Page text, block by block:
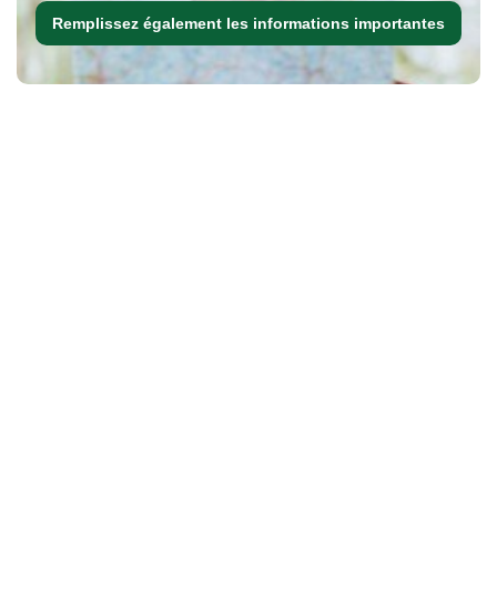
Remplissez également les informations importantes